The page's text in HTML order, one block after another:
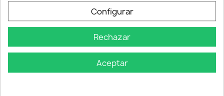
perfiles tiradores
verticales para puertas
correderas de armario.
Características:
Medidas: 6,5x5 mm.
Configurar
Rechazar
Aceptar